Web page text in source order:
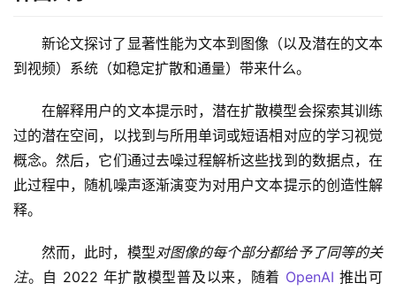
新论文探讨了显著性能为文本到图像（以及潜在的文本
到视频）系统（如稳定扩散和通量）带来什么。
在解释用户的文本提示时，潜在扩散模型会探索其训练
过的潜在空间，以找到与所用单词或短语相对应的学习视觉
概念。然后，它们通过去噪过程解析这些找到的数据点，在
此过程中，随机噪声逐渐演变为对用户文本提示的创造性解
释。
然而，此时，模型对图像的每个部分都给予了同等的关
注。自 2022 年扩散模型普及以来，随着 OpenAI 推出可